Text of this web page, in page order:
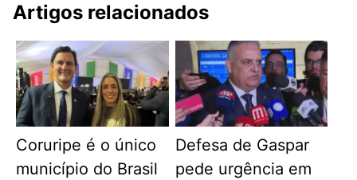
Artigos relacionados
Coruripe é o único
município do Brasil
Defesa de Gaspar
pede urgência em